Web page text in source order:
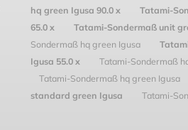
hq green Igusa 90.0 x
Tatami-
65.0 x
Tatami-Sondermaß unit
Sondermaß hq green Igusa
Igusa 55.0 x
Tatami-Sondermaß
Tatami-Sondermaß hq green Igusa
standard green Igusa
Tatami-